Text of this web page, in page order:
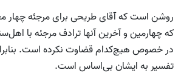
روشن است که آقای طریحی برای مرجئه چهار
که چهارمین و آخرین آنها ترادف مرجئه با
در خصوص هیچ‌کدام قضاوت نکرده‌ است.
تفسیر به ایشان بی‌اساس است.